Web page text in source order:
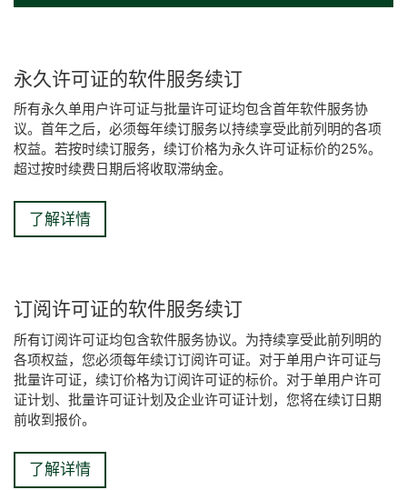
永久 许可证的软件服务续订
所有永久单用户许可证与批量许可证均包含首年软件服务协
议。​首年之后，必须每年续订服务以持续享受此前列明的各项
权益。​若按时续订服务，续订价格为永久许可证标价的25%。​
超过按时续费日期后将收取滞纳金。
了解详情
订阅许可证的软件服务续订​
所有订阅许可证均包含软件服务协议。​为持续享受此前列明的
各项权益，您必须每年续订订阅许可证。​对于单用户许可证与
批量许可证，续订价格为订阅许可证的标价。​对于单用户许可
证计划、批量许可证计划及企业许可证计划，您将在续订日期
前收到报价。​
了解详情